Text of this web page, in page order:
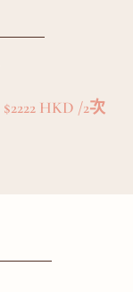
$2222 HKD /2次